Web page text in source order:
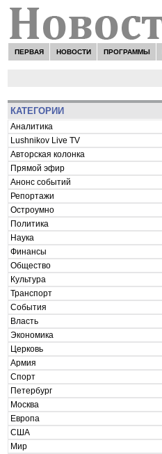
ПЕРВАЯ НОВОСТИ ПРОГРАММЫ
КАТЕГОРИИ
Аналитика
Lushnikov Live TV
Авторская колонка
Прямой эфир
Анонс событий
Репортажи
Остроумно
Политика
Наука
Финансы
Общество
Культура
Транспорт
События
Власть
Экономика
Церковь
Армия
Спорт
Петербург
Москва
Европа
США
Мир